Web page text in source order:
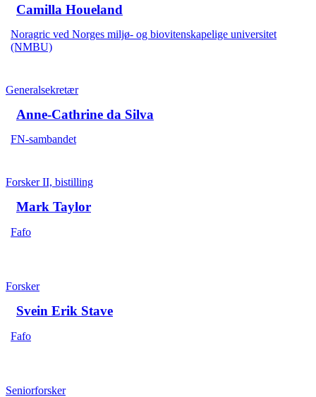
Camilla Houeland
Noragric ved Norges miljø- og biovitenskapelige universitet
(NMBU)
Generalsekretær
Anne-Cathrine da Silva
FN-sambandet
Forsker II, bistilling
Mark Taylor
Fafo
Forsker
Svein Erik Stave
Fafo
Seniorforsker